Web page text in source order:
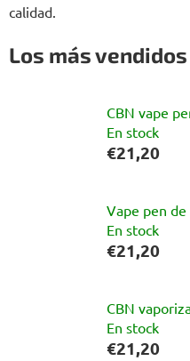
calidad.
Los más vendidos
CBN vape
En stock
€21,20
Vape pen
En stock
€21,20
CBN
En stock
€21,20